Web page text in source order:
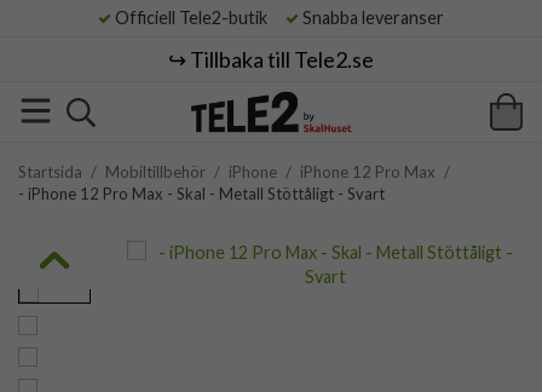
Officiell Tele2-butik Snabba leveranser
↪️ Tillbaka till Tele2.se
Startsida / Mobiltillbehör / iPhone / iPhone 12 Pro Max /
- iPhone 12 Pro Max - Skal - Metall Stöttåligt - Svart